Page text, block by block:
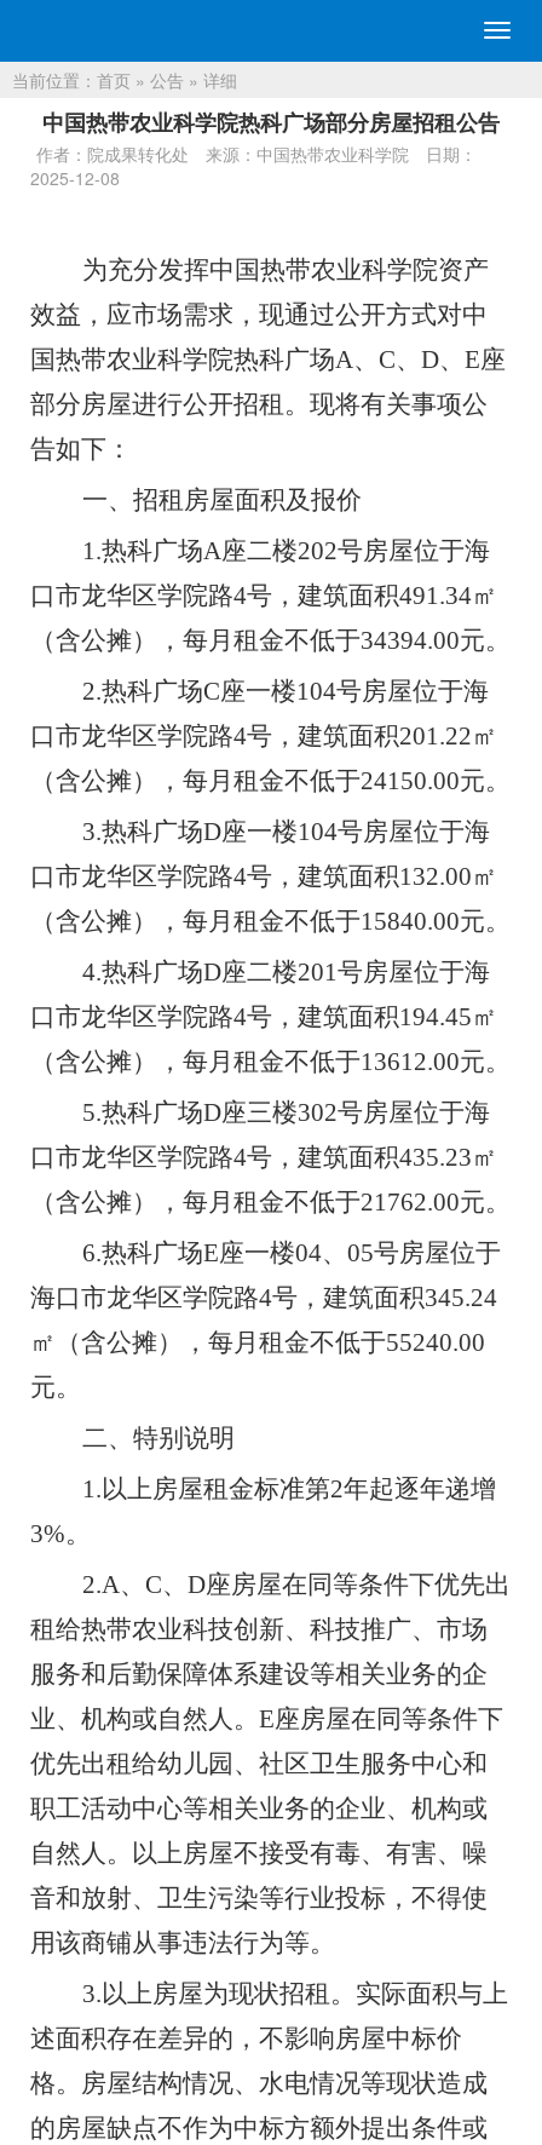
切
换
当前位置： 首页 » 公告 » 详细
中国热带农业科学院热科广场部分房屋招租公告
作者：院成果转化处 来源：中国热带农业科学院
日期：
2025-12-08
为充分发挥中国热带农业科学院资产
效益，应市场需求，现通过公开方式对中
国热带农业科学院热科广场A、 C、 D、 E座
部分房屋进行公开招租。现将有关事项公
告如下：
一、 招租房屋面积及报价
1.热科广场A座二楼202号房屋位于海
口市龙华区学院路4号，建筑面积491.34㎡
（含公摊），每月租金不低于34394.00元。
2.热科广场C座一楼104号房屋位于海
口市龙华区学院路4号，建筑面积201.22㎡
（含公摊），每月租金不低于24150.00元。
3.热科广场D座一楼104号房屋位于海
口市龙华区学院路4号，建筑面积132.00㎡
（含公摊），每月租金不低于15840.00元。
4.热科广场D座二楼201号房屋位于海
口市龙华区学院路4号，建筑面积194.45㎡
（含公摊），每月租金不低于13612.00元。
5.热科广场D座三楼302号房屋位于海
口市龙华区学院路4号，建筑面积435.23㎡
（含公摊），每月租金不低于21762.00元。
6.热科广场E座一楼04、 05号房屋位于
海口市龙华区学院路4号，建筑面积345.24
㎡
（含公摊），每月租金不低于55240.00
元。
二、 特别说明
1.以上房屋租金标准第2年起逐年递增
3%。
2.A、 C、 D座房屋在同等条件下优先出
租给热带农业科技创新、科技推广、市场
服务和后勤保障体系建设等相关业务的企
业、机构或自然人 。 E座房屋在同等条件下
优先出租给幼儿园、社区卫生服务中心和
职工活动中心等相关业务的企业、机构或
自然人 。
以上房屋不接受有毒、有害、噪
音和放射、卫生污染等行业投标，不得使
用该商铺从事违法行为等。
3.以上房屋为现状招租。实际面积与上
述面积存在差异的，不影响房屋中标价
格。房屋结构情况、水电情况等现状造成
的房屋缺点不作为中标方额外提出条件或